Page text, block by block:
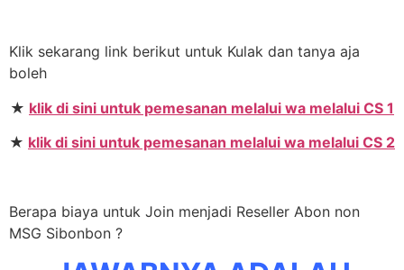
Klik sekarang link berikut untuk Kulak dan tanya aja
boleh
★ klik di sini untuk pemesanan melalui wa melalui CS 1
★ klik di sini untuk pemesanan melalui wa melalui CS 2
Berapa biaya untuk Join menjadi Reseller Abon non
MSG Sibonbon ?